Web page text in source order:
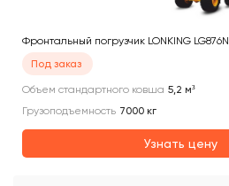
Фронтальный погрузчик LONKING LG876N
Под заказ
Объем стандартного ковша 5,2 м³
Грузоподъемность 7000 кг
Узнать цену